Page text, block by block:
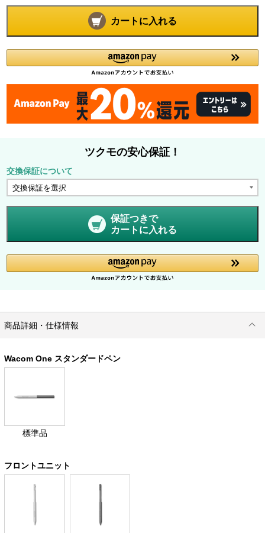
カートに入れる
ツクモの安心保証！
交換保証について
保証つきで
カートに入れる
商品詳細・仕様情報
Wacom One スタンダードペン
標準品
フロントユニット